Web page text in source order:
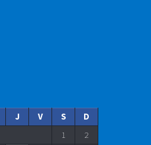
J V S
D
1
2